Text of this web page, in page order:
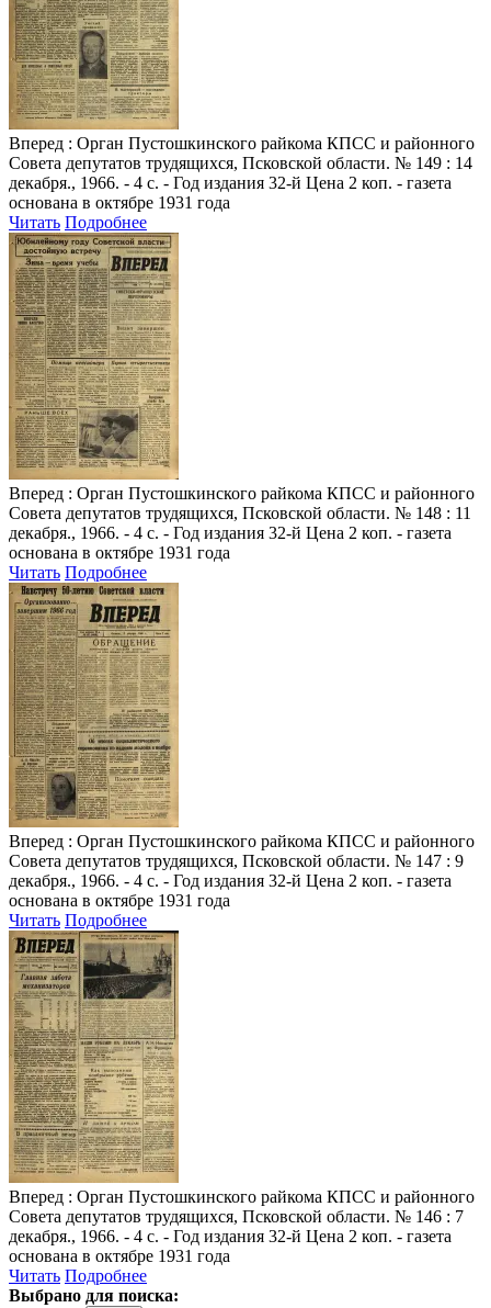
Вперед : Орган Пустошкинского райкома КПСС и районного
Совета депутатов трудящихся, Псковской области. № 149 : 14
декабря., 1966. - 4 с. - Год издания 32-й Цена 2 коп. - газета
основана в октябре 1931 года
Читать Подробнее
Вперед : Орган Пустошкинского райкома КПСС и районного
Совета депутатов трудящихся, Псковской области. № 148 : 11
декабря., 1966. - 4 с. - Год издания 32-й Цена 2 коп. - газета
основана в октябре 1931 года
Читать Подробнее
Вперед : Орган Пустошкинского райкома КПСС и районного
Совета депутатов трудящихся, Псковской области. № 147 : 9
декабря., 1966. - 4 с. - Год издания 32-й Цена 2 коп. - газета
основана в октябре 1931 года
Читать Подробнее
Вперед : Орган Пустошкинского райкома КПСС и районного
Совета депутатов трудящихся, Псковской области. № 146 : 7
декабря., 1966. - 4 с. - Год издания 32-й Цена 2 коп. - газета
основана в октябре 1931 года
Читать Подробнее
Выбрано для поиска: